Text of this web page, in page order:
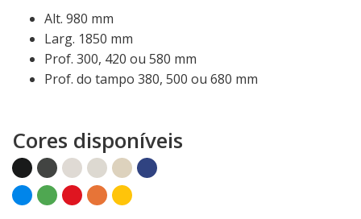
Alt. 980 mm
Larg. 1850 mm
Prof. 300, 420 ou 580 mm
Prof. do tampo 380, 500 ou 680 mm
Cores disponíveis